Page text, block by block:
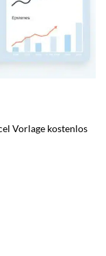
Vorlage kostenlos